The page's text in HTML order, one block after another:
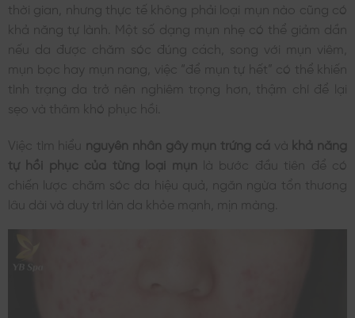
thời gian, nhưng thực tế không phải loại mụn nào cũng có
khả năng tự lành. Một số dạng mụn nhẹ có thể giảm dần
nếu da được chăm sóc đúng cách, song với mụn viêm,
mụn bọc hay mụn nang, việc “để mụn tự hết” có thể khiến
tình trạng da trở nên nghiêm trọng hơn, thậm chí để lại
sẹo và thâm khó phục hồi.
Việc tìm hiểu nguyên nhân gây mụn trứng cá và khả năng
tự hồi phục của từng loại mụn
là bước đầu tiên để có
chiến lược chăm sóc da hiệu quả, ngăn ngừa tổn thương
lâu dài và duy trì làn da khỏe mạnh, mịn màng.